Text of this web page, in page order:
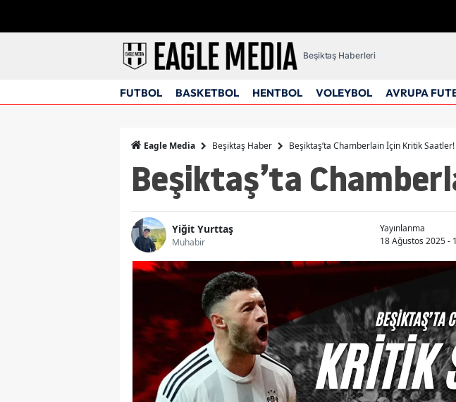
Beşiktaş Haberleri
FUTBOL BASKETBOL HENTBOL VOLEYBOL AVRUPA
Eagle Media Beşiktaş Haber Beşiktaş’ta Chamberlain İçin Kritik Saatler!
Beşiktaş’ta
Yiğit Yurttaş
Muhabir
Yayınlanma
18 Ağustos 2025 -